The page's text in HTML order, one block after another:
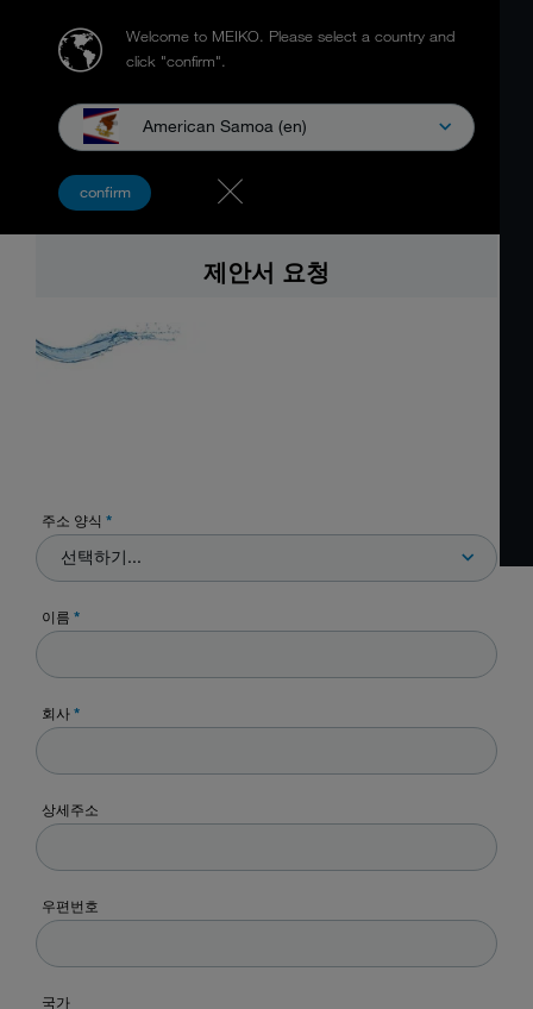
Welcome to MEIKO. Please select a country and
click "confirm".
American Samoa (en)
confirm
제안서 요청
주소 양식 *
선택하기...
이름 *
회사*
상세주소
우편번호
국가